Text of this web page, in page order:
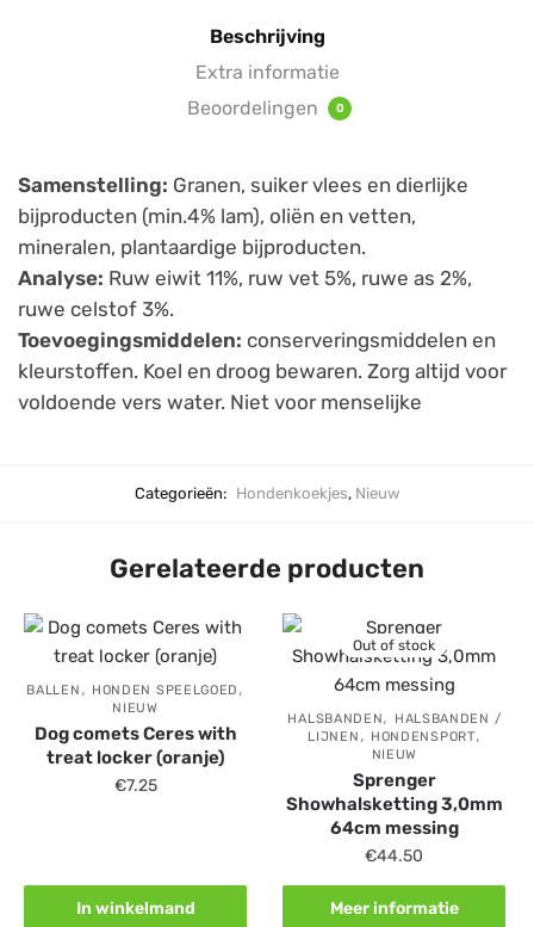
Beschrijving
Extra informatie
Beoordelingen
0
Samenstelling: Granen, suiker vlees en dierlijke
bijproducten (min.4% lam), oliën en vetten,
mineralen, plantaardige bijproducten.
Analyse: Ruw eiwit 11%, ruw vet 5%, ruwe as 2%,
ruwe celstof 3%.
Toevoegingsmiddelen: conserveringsmiddelen en
kleurstoffen. Koel en droog bewaren. Zorg altijd voor
voldoende vers water. Niet voor menselijke
Categorieën: Hondenkoekjes, Nieuw
Gerelateerde producten
BALLEN , HONDEN SPEELGOED ,
NIEUW
Dog comets Ceres with
treat locker (oranje)
€7.25
In winkelmand
Out of stock
HALSBANDEN,
HALSBANDEN /
LIJNEN , HONDENSPORT,
NIEUW
Sprenger
Showhalsketting 3,0mm
64cm messing
€44.50
Meer informatie